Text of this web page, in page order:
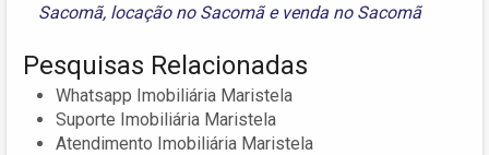
Sacomã, locação no Sacomãe venda no Sacomã
Pesquisas Relacionadas
Whatsapp Imobiliária Maristela
Suporte Imobiliária Maristela
Atendimento Imobiliária Maristela